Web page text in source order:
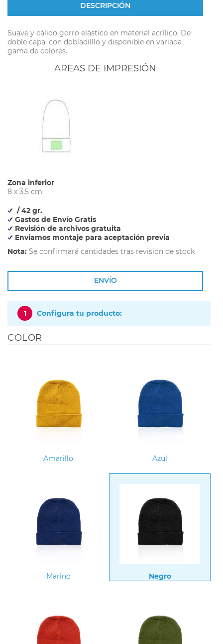
DESCRIPCIÓN
Suave y cálido gorro elástico en material acrílico. De
doble capa, con dobladilllo y disponible en variada
gama de colores.
AREAS DE IMPRESIÓN
Zona inferior
8 x 3.5 cm.
/ 42 gr.
Gastos de Envío Gratis
Revisión de archivos gratuita
Enviamos montaje para aceptación previa
Nota: Se confirmará cantidades tras revisión de stock
ENVÍO
1 Configura tu producto:
COLOR
Amarillo Azul
Marino Negro